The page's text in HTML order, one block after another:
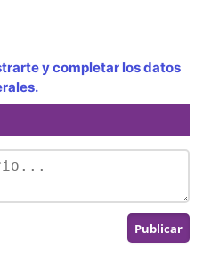
y completar los datos